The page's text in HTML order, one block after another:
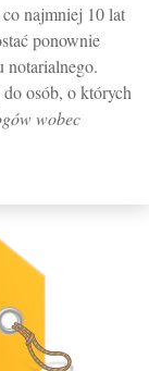
najmniej 10 lat
ponownie
notarialnego.
osób, o których
wobec